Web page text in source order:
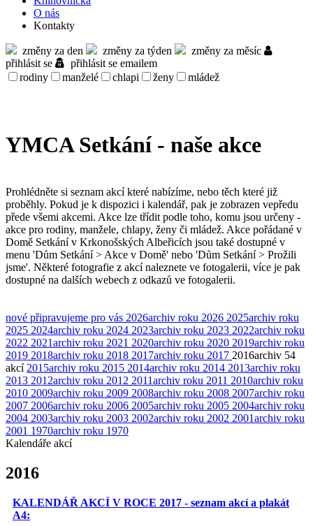
O nás
Kontakty
změny za den změny za týden
změny za měsíc
přihlásit se
přihlásit se emailem
rodiny
manželé chlapi ženy mládež
YMCA Setkání - naše akce
Prohlédněte si seznam akcí které nabízíme, nebo těch které již
proběhly. Pokud je k dispozici i kalendář, pak je zobrazen vepředu
přede všemi akcemi. Akce lze třídit podle toho, komu jsou určeny -
akce pro rodiny, manžele, chlapy, ženy či mládež. Akce pořádané v
Domě Setkání v Krkonošských Albeřicích jsou také dostupné v
menu 'Dům Setkání > Akce v Domě' nebo 'Dům Setkání > Prožili
jsme'. Některé fotografie z akcí naleznete ve fotogalerii, více je pak
dostupné na dalších webech z odkazů ve fotogalerii.
nové připravujeme pro vás 2026archiv roku 2026 2025archiv roku
2025 2024archiv roku 2024 2023archiv roku 2023 2022archiv roku
2022 2021archiv roku 2021 2020archiv roku 2020 2019archiv roku
2019 2018archiv roku 2018 2017archiv roku 2017 2016archiv 54
akcí 2015archiv roku 2015 2014archiv roku 2014 2013archiv roku
2013 2012archiv roku 2012 2011archiv roku 2011 2010archiv roku
2010 2009archiv roku 2009 2008archiv roku 2008 2007archiv roku
2007 2006archiv roku 2006 2005archiv roku 2005 2004archiv roku
2004 2003archiv roku 2003 2002archiv roku 2002 2001archiv roku
2001 1970archiv roku 1970
Kalendáře akcí
2016
KALENDÁŘ AKCÍ V ROCE 2017 - seznam akcí a plakát
A4: